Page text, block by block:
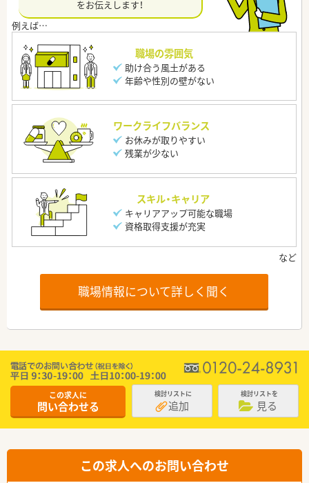
をお伝えします！
職場の雰囲気
助け合う風土がある
年齢や性別の壁がない
ワークライフバランス
お休みが取りやすい
残業が少ない
スキル・キャリア
キャリアアップ可能な職場
資格取得支援が充実
職場情報について詳しく聞く
この求人に
問い合わせる
検討リストに
追加
検討リストを
見る
この求人へのお問い合わせ